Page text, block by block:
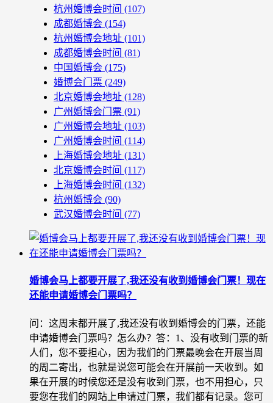
杭州婚博会时间 (107)
成都婚博会 (154)
杭州婚博会地址 (101)
成都婚博会时间 (81)
中国婚博会 (175)
婚博会门票 (249)
北京婚博会地址 (128)
广州婚博会门票 (91)
广州婚博会地址 (103)
广州婚博会时间 (114)
上海婚博会地址 (131)
北京婚博会时间 (117)
上海婚博会时间 (132)
杭州婚博会 (90)
武汉婚博会时间 (77)
婚博会马上都要开展了,我还没有收到婚博会门票！现在
还能申请婚博会门票吗？
问：这周末都开展了,我还没有收到婚博会的门票，还能
申请婚博会门票吗？怎么办？答：1、没有收到门票的新
人们，您不要担心，因为我们的门票最晚会在开展当周
的周二寄出，也就是说您可能会在开展前一天收到。如
果在开展的时候您还是没有收到门票，也不用担心，只
要您在我们的网站上申请过门票，我们都有记录。您可